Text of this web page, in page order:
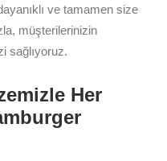
ve tamamen size
müşterilerinizin
sağlıyoruz.
Her